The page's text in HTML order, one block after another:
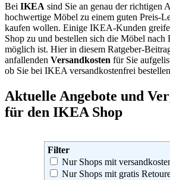
Bei IKEA sind Sie an genau der richtigen
hochwertige Möbel zu einem guten Preis-
kaufen wollen. Einige IKEA-Kunden
Shop zu und bestellen sich die Möbel nach
möglich ist. Hier in diesem Ratgeber-
anfallenden Versandkosten für Sie
ob Sie bei IKEA versandkostenfrei
Aktuelle Angebote und
für den IKEA Shop
Filter
Nur Shops mit
Nur Shops mit gratis